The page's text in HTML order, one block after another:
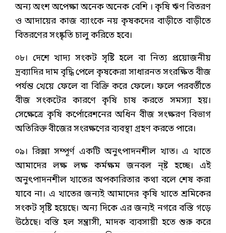
অন্য অংশ অপেক্ষা অনেক অনেক বেশি । কৃষি ঋণ বিতরণ
ও আদায়ের কাজ ব্যাংকে নয় কৃষকদের বাড়ীতে বাড়ীতে
বিতরণের সংষ্কৃতি চালু করিতে হবে।
০৮। দেশে খাদ্য সংকট সৃষ্টি হলে বা নিত্য প্রয়োজনীয়
দ্রব্যাদির দাম বৃদ্ধি পেলে কৃষকেরা সাধারনত সংরক্ষিত বীজ
পর্যন্ত খেয়ে ফেলে বা বিক্রি করে ফেলে। ফলে পরবর্তীতে
বীজ সংকটের কারণে কৃষি চাষ করতে সমস্যা হয়।
সেক্ষেত্রে কৃষি কর্পোরেশনের অধিন বীজ সংক্ষরণ বিভাগ
অতিরিক্ত বীজের সংরক্ষণের ব্যবস্থা গ্রহণ করতে পারে।
০৯। রিক্সা সম্পূর্ণ একটি অনুৎপাদনশীল খাত। এ খাতে
আমাদের লক্ষ লক্ষ কর্মক্ষম জনবল ন্ষ্ট হচ্ছে। এই
অনুৎপাদনশীল খাতের অপকারিতার কথা বলে শেষ করা
যাবে না। এ খাতের জন্যই আমাদের কৃষি খাতে শ্রমিকের
সংকট সৃষ্টি হয়েছে। অন্য দিকে এর জন্যই নগরে বস্তি গড়ে
উঠেছে। বস্তি হল সন্ত্রাসী, মাদক ব্যবসায়ী হতে শুরু করে